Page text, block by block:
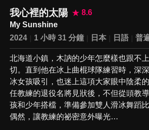
我心裡的太陽
8.6
My Sunshine
2024
1 小時 31 分鐘 日本 日語 普
北海道小鎮，木訥的少年怎麼樣也跟不
切。直到他在冰上曲棍球隊練習時，深
冰女孩吸引，也迷上這項大家眼中陰柔
任教練的退役名將見狀後，不但從頭教
孩和少年搭檔，準備參加雙人滑冰舞蹈
偶然，讓教練的祕密意外曝光…